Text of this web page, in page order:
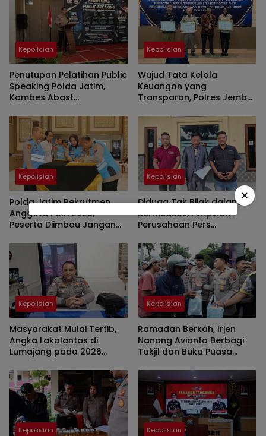
Kepolisian
Penutupan Pelatihan Public
Speaking Polda Jatim,
Kombes Abast
Komunikasi yang Jujur dan
Transparan
Kepolisian
Wujud Tata Kelola
Keuangan yang
Transparan, Polres Jember
Penghargaan dari KPPN
Kepolisian
Polda Jatim Rekrutmen
Anggota Polri 2026,
Peserta Diimbau Jangan
Kepolisian
Diduga Tak Bijak dalam
Bermedsos, Pimpinan
Perusahaan Pers
ke Polisi Bondowoso
Kepolisian
Masyarakat Mulai Tertib,
Angka Lakalantas di
Lumajang pada 2026
Kepolisian
Ramadan Berkah, Irjen
Nanang Avianto Berbagi
Takjil dan Buka Puasa
Masyarakat Jawa Timur
Kepolisian Kepolisian
×